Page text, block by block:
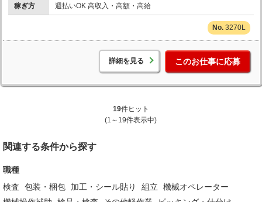
稼ぎ方 週払いOK 高収入・高額・高給
3270L
詳細を見る このお仕事に応募
19件ヒット
(1～19件表示中)
関連する条件から探す
職種
検査
包装・梱包 加工・シール貼り 組立
機械オペレーター